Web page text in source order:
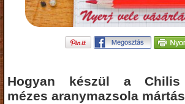
Hogyan készül a Chilis
mézes aranymazsola